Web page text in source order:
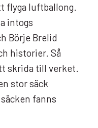
flyga luftballong.
intogs
Börje Brelid
historier. Så
skrida till verket.
stor säck
fanns